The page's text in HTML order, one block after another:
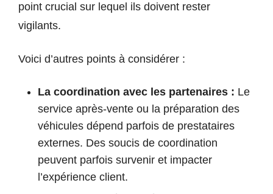
point crucial sur lequel ils doivent rester
vigilants.
Voici d’autres points à considérer :
La coordination avec les partenaires : Le
service après-vente ou la préparation des
véhicules dépend parfois de prestataires
externes. Des soucis de coordination
peuvent parfois survenir et impacter
l’expérience client.